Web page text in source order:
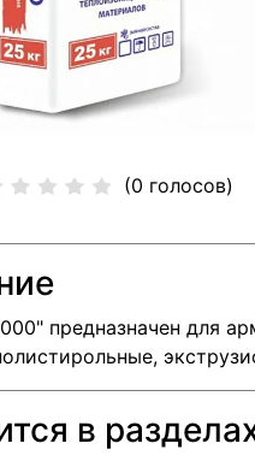
(0 голосов)
предназначен для
в